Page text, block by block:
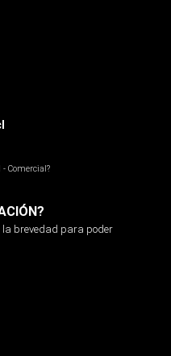
Comercial?
la brevedad para poder